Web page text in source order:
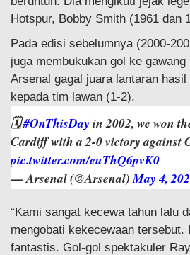
Hotspur, Bobby Smith (1961 dan
Pada edisi sebelumnya (2000-
juga membukukan gol ke
Arsenal gagal juara lantaran
kepada tim lawan (1-2).
🗓#OnThisDay in 2002, we won
Cardiff with a 2-0 victory against
pic.twitter.com/euThQ6pvK0
— Arsenal (@Arsenal)May 4,
“Kami sangat kecewa tahun lalu
mengobati kekecewaan tersebut.
fantastis. Gol-gol spektakuler